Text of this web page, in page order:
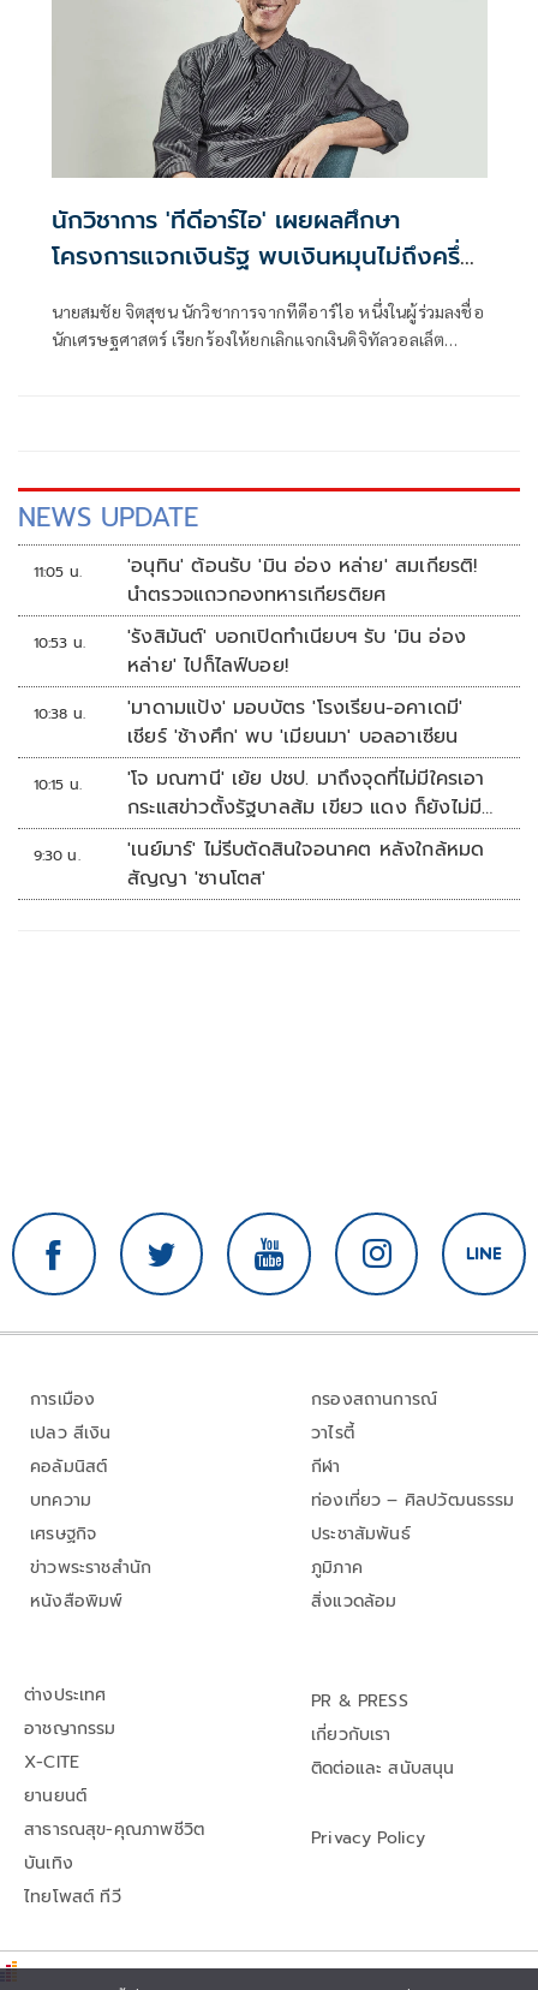
นักวิชาการ 'ทีดีอาร์ไอ' เผยผลศึกษา
โครงการแจกเงินรัฐ พบเงินหมุนไม่ถึงครึ่ง
นายสมชัย จิตสุชน นักวิชาการจากทีดีอาร์ไอ หนึ่งในผู้ร่วมลงชื่อ
นักเศรษฐศาสตร์ เรียกร้องให้ยกเลิกแจกเงินดิจิทัลวอลเล็ต
NEWS UPDATE
11:05 น.
'อนุทิน' ต้อนรับ 'มิน อ่อง หล่าย' สมเกียรติ!
นำตรวจแถวกองทหารเกียรติยศ
10:53 น.
'รังสิมันต์' บอกเปิดทำเนียบฯ รับ 'มิน อ่อง
หล่าย' ไปก็ไลฟ์บอย!
10:38 น.
'มาดามแป้ง' มอบบัตร 'โรงเรียน-อคาเดมี'
เชียร์ 'ช้างศึก' พบ 'เมียนมา' บอลอาเซียน
10:15 น.
'โจ มณฑานี' เย้ย ปชป. มาถึงจุดที่ไม่มีใครเอา
กระแสข่าวตั้งรัฐบาลส้ม เขียว แดง ก็ยังไม่มีฟ้า
เลย
9:30 น.
'เนย์มาร์' ไม่รีบตัดสินใจอนาคต หลังใกล้หมด
สัญญา 'ซานโตส'
การเมือง
เปลว สีเงิน
คอลัมนิสต์
บทความ
เศรษฐกิจ
ข่าวพระราชสำนัก
หนังสือพิมพ์
กรองสถานการณ์
วาไรตี้
กีฬา
ท่องเที่ยว – ศิลปวัฒนธรรม
ประชาสัมพันธ์
ภูมิภาค
สิ่งแวดล้อม
ต่างประเทศ
อาชญากรรม
X-CITE
ยานยนต์
สาธารณสุข-คุณภาพชีวิต
บันเทิง
ไทยโพสต์ ทีวี
PR & PRESS
เกี่ยวกับเรา
ติดต่อและ สนับสนุน
Privacy Policy